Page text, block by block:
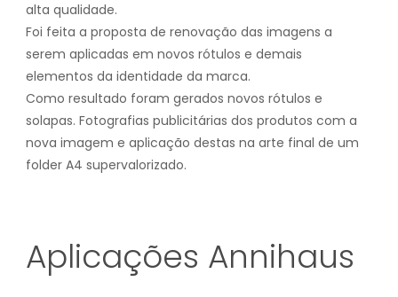
alta qualidade.
Foi feita a proposta de renovação das imagens a
serem aplicadas em novos rótulos e demais
elementos da identidade da marca.
Como resultado foram gerados novos rótulos e
solapas. Fotografias publicitárias dos produtos com a
nova imagem e aplicação destas na arte final de um
folder A4 supervalorizado.
Aplicações Annihaus